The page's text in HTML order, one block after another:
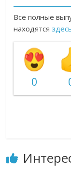
Все полные
находятся
0